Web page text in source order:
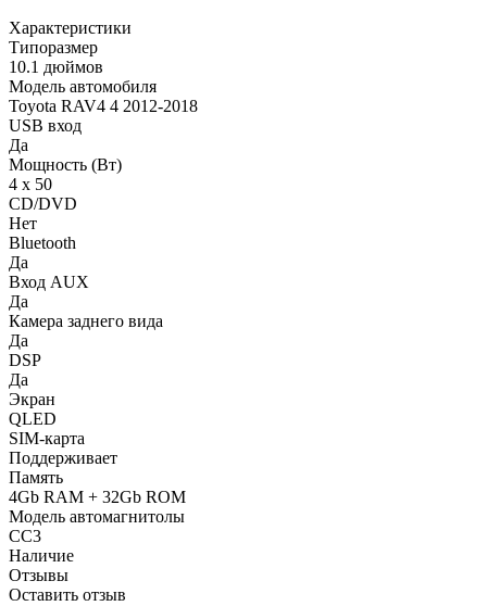
Характеристики
Типоразмер
10.1 дюймов
Модель автомобиля
Toyota RAV4 4 2012-2018
USB вход
Да
Мощность (Вт)
4 х 50
CD/DVD
Нет
Bluetooth
Да
Вход AUX
Да
Камера заднего вида
Да
DSP
Да
Экран
QLED
SIM-карта
Поддерживает
Память
4Gb RAM + 32Gb ROM
Модель автомагнитолы
CC3
Наличие
Отзывы
Оставить отзыв